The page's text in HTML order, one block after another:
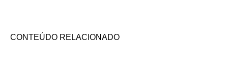
CONTEÚDO RELACIONADO